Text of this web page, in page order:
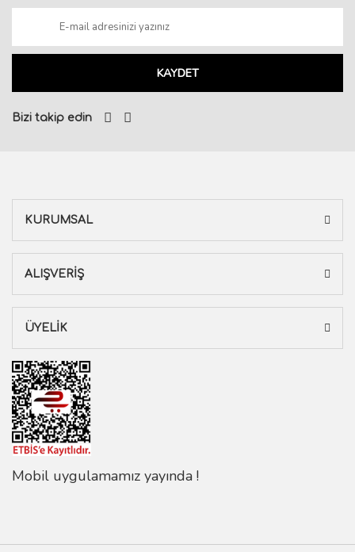
KAYDET
Bizi takip edin
KURUMSAL
ALIŞVERİŞ
ÜYELİK
Mobil uygulamamız yayında !